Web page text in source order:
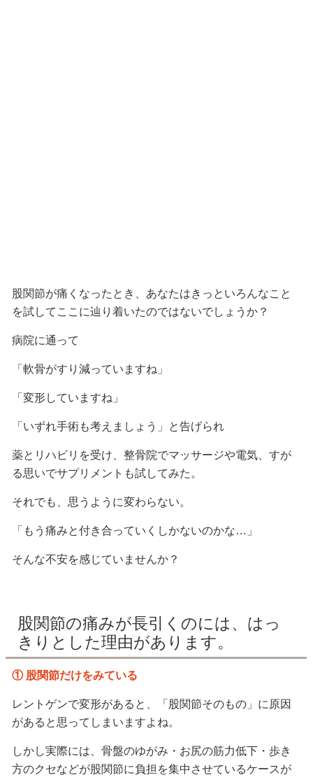
股関節が痛くなったとき、あなたはきっといろんなこと
を試してここに辿り着いたのではないでしょうか？
病院に通って
「軟骨がすり減っていますね」
「変形していますね」
「いずれ手術も考えましょう」と告げられ
薬とリハビリを受け、整骨院でマッサージや電気、すが
る思いでサプリメントも試してみた。
それでも、思うように変わらない。
「もう痛みと付き合っていくしかないのかな…」
そんな不安を感じていませんか？
股関節の痛みが長引くのには、はっ
きりとした理由があります。
① 股関節だけをみている
レントゲンで変形があると、「股関節そのもの」に原因
があると思ってしまいますよね。
しかし実際には、骨盤のゆがみ・お尻の筋力低下・歩き
方のクセなどが股関節に負担を集中させているケースが